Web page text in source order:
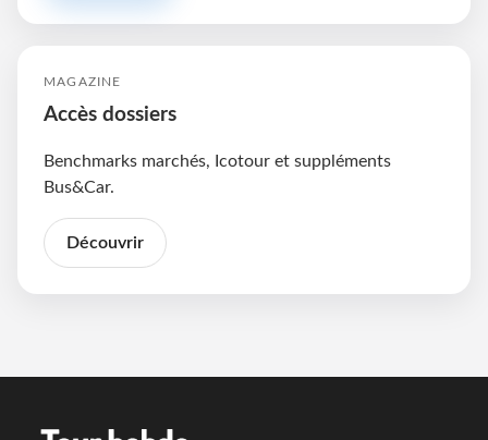
MAGAZINE
Accès dossiers
Benchmarks marchés, Icotour et suppléments
Bus&Car.
Découvrir